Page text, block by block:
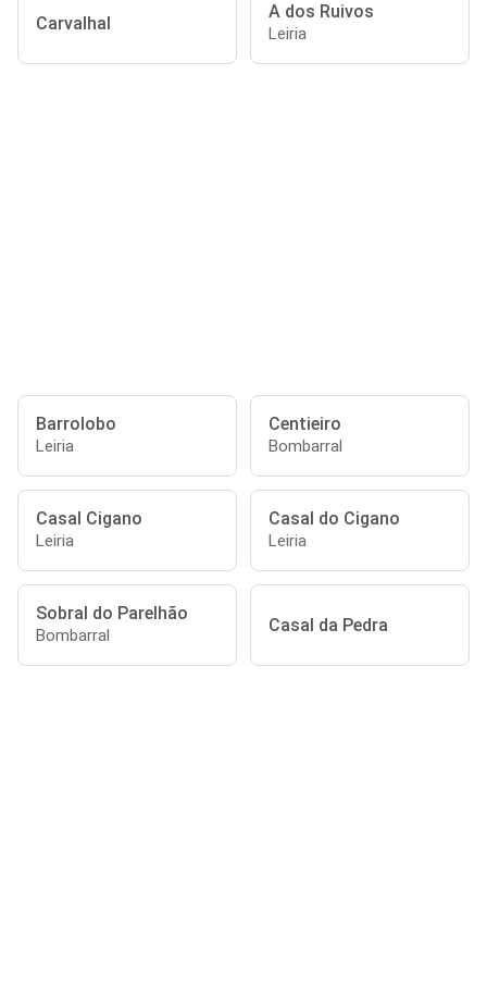
Carvalhal
A dos Ruivos
Leiria
Barrolobo
Leiria
Centieiro
Bombarral
Casal Cigano
Leiria
Casal do Cigano
Leiria
Sobral do Parelhão
Bombarral Casal da Pedra